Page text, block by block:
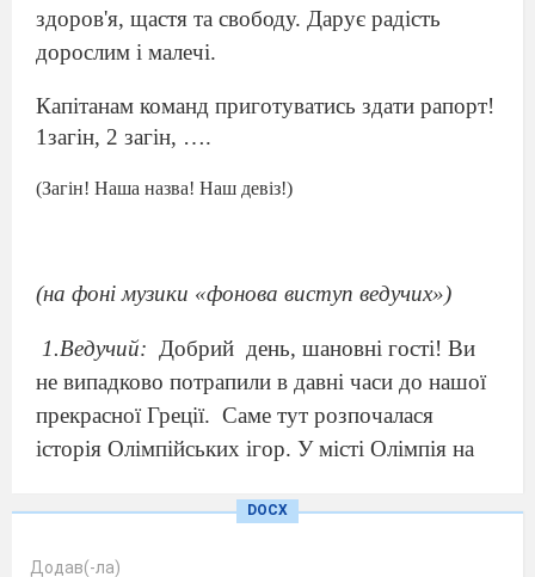
здоров'я, щастя та свободу. Дарує радість
дорослим і малечі.
Капітанам команд приготуватись здати рапорт!
1загін, 2 загін, ….
(Загін! Наша назва! Наш девіз!)
(на фоні музики «фонова виступ ведучих»)
1.Ведучий: Добрий день, шановні гості! Ви
не випадково потрапили в давні часи до нашої
прекрасної Греції. Саме тут розпочалася
історія Олімпійських ігор. У місті Олімпія на
отримали назву Олімпійських. Їх заснував
DOCX
Додав(-ла)